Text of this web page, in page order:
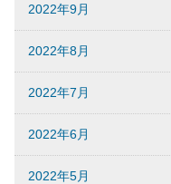
2022年9月
2022年8月
2022年7月
2022年6月
2022年5月